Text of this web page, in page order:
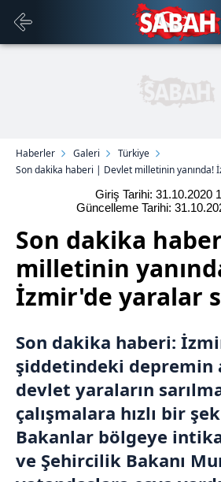
Haberler Galeri
Türkiye
Son dakika haberi | Devlet milletinin yanında!
Giriş Tarihi: 31.10.2020
Güncelleme Tarihi:
Son dakika
milletinin
İzmir'de yaralar
Son dakika haberi:
şiddetindeki depremin
devlet yaraların
çalışmalara hızlı bir
Bakanlar bölgeye
ve Şehircilik Bakanı